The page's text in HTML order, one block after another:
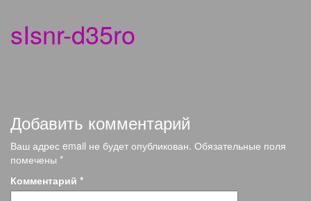
sIsnr-d35ro
Добавить комментарий
Ваш адрес email не будет опубликован. Обязательные поля
помечены *
Комментарий *